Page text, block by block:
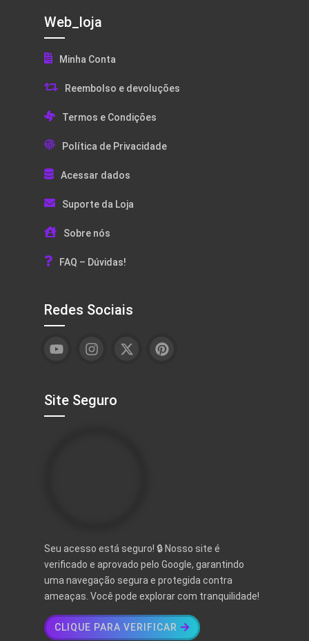
Web_loja
Minha Conta
Reembolso e devoluções
Termos e Condições
Política de Privacidade
Acessar dados
Suporte da Loja
Sobre nós
FAQ – Dúvidas!
Redes Sociais
Site Seguro
Seu acesso está seguro! 🔒 Nosso site é
verificado e aprovado pelo Google, garantindo
uma navegação segura e protegida contra
ameaças. Você pode explorar com tranquilidade!
CLIQUE PARA VERIFICAR